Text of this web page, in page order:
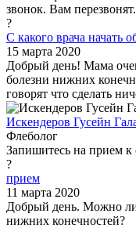
звонок. Вам перезвонят.
?
С какого врача начать
15 марта 2020
Добрый день! Мама
болезни нижних
говорят что сделать
Искендеров Гусейн
Флеболог
Запишитесь на прием к
?
прием
11 марта 2020
Добрый день. Можно
нижних конечностей?